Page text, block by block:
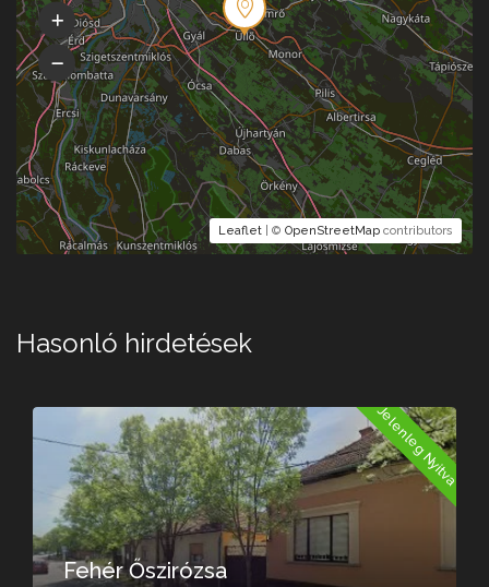
Leaflet | © OpenStreetMap contributors
Hasonló hirdetések
Jelenleg Nyitva